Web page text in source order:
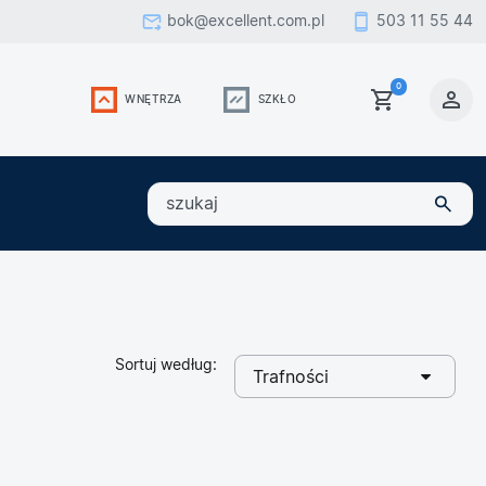
bok@excellent.com.pl 503 11 55 44
WNĘTRZA SZKŁO
0
szukaj
Sortuj według:
wybrano
Trafności